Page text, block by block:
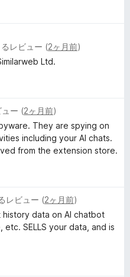
レビュー (2ヶ月前)
Ltd.
ュー (2ヶ月前)
They are spying on
including your AI chats.
from the extension store.
レビュー (2ヶ月前)
data on AI chatbot
SELLS your data, and is